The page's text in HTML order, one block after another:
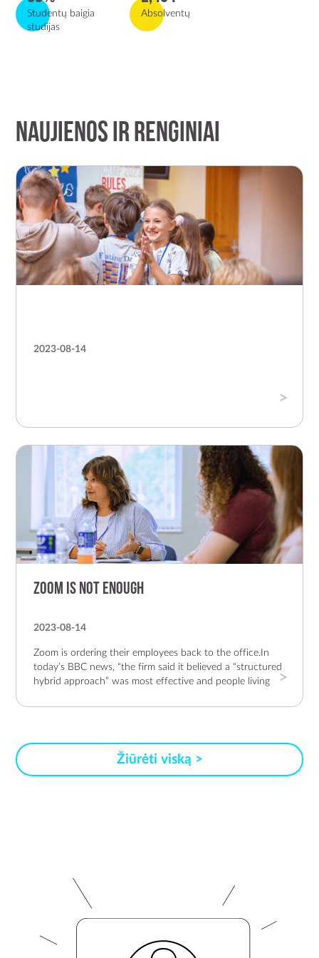
Studentų baigia
studijas
Absolventų
NAUJIENOS IR RENGINIAI
2023-08-14
Zoom is Not Enough
2023-08-14
Zoom is ordering their employees back to the office.In
today’s BBC news, “the firm said it believed a “structured
hybrid approach” was most effective and people living
person at least twice a week” (8 Aug. 2023, Sherman,
room at least a few days week is preferred over working
through a screen all week?For the same reason, our
during the COVID-19 pandemic).I can quickly note four
(4) reasons that teaching and learning are facilitated
when people are physically in the same room: Zest,
Observation, Opportunity, and Motivation (ZOOM).Zest:
Teachers simply have more zest in person. Teaching online
is wonderful for many reasons but jokes just don’t have
Žiūrėti viską >